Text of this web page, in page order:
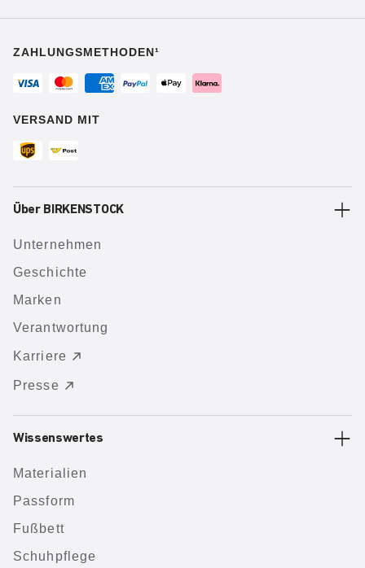
ZAHLUNGSMETHODEN¹
VERSAND MIT
Über BIRKENSTOCK
Unternehmen
Geschichte
Marken
Verantwortung
Karriere
Presse
Wissenswertes
Materialien
Passform
Fußbett
Schuhpflege